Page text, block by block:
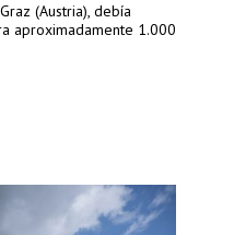
(Austria), debía
aproximadamente 1.000